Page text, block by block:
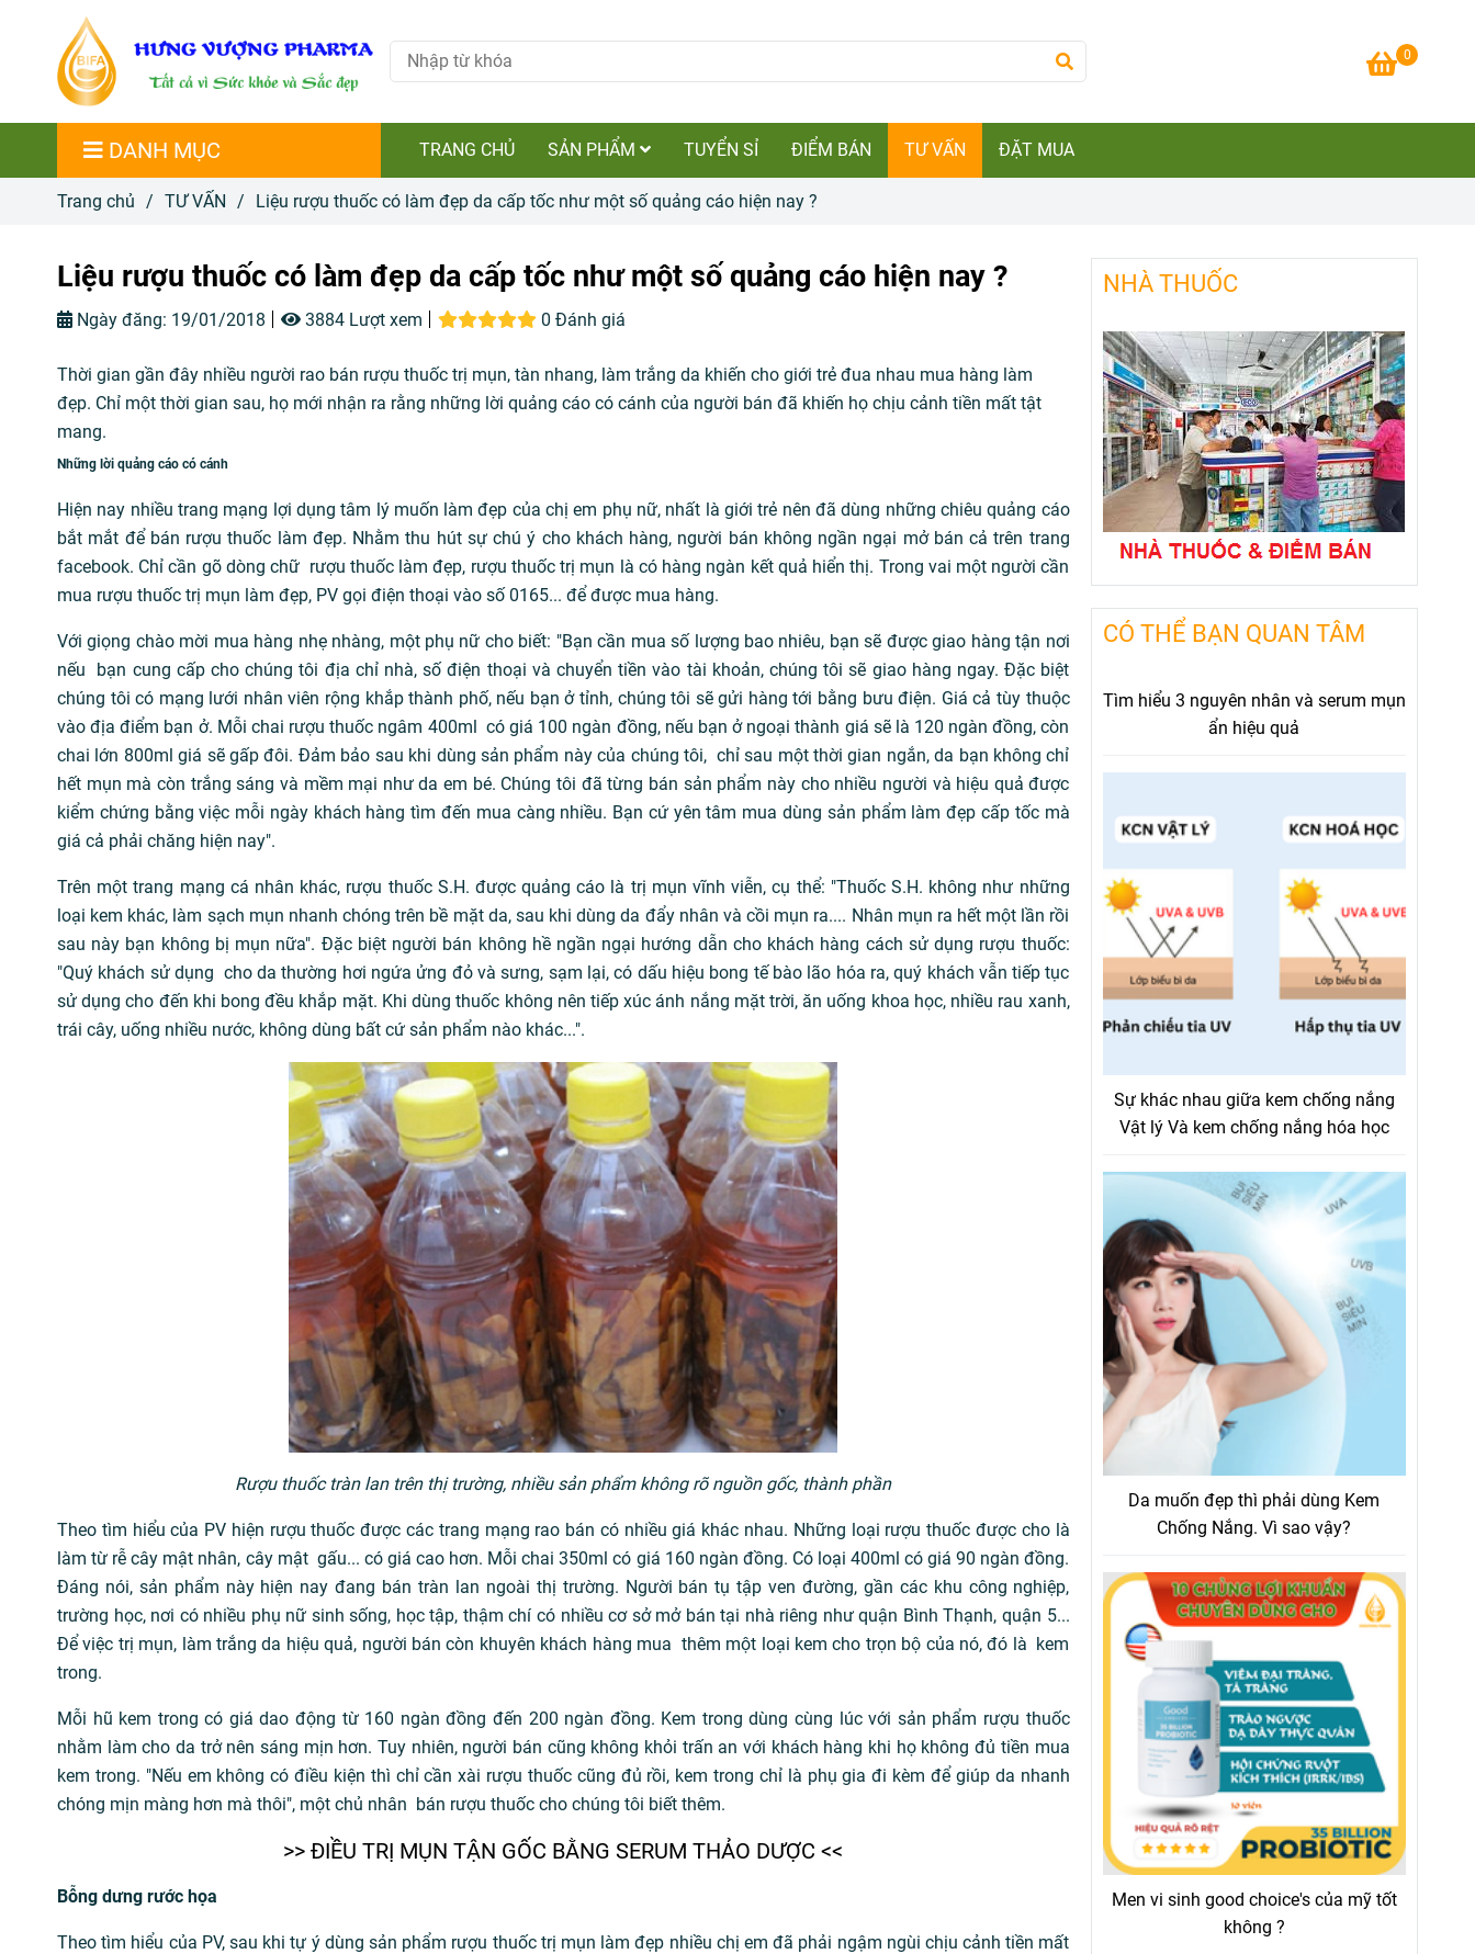
0
DANH MỤC TRANG CHỦ SẢN PHẨM TUYỂN SỈ ĐIỂM BÁN TƯ VẤN ĐẶT MUA
Trang chủ / TƯ VẤN / Liệu rượu thuốc có làm đẹp da cấp tốc như một số quảng cáo hiện nay ?
Liệu rượu thuốc có làm đẹp da cấp tốc như một số quảng cáo hiện nay ?
Ngày đăng: 19/01/2018 3884 Lượt xem 0 Đánh giá
Thời gian gần đây nhiều người rao bán rượu thuốc trị mụn, tàn nhang, làm trắng da khiến cho giới trẻ đua nhau mua hàng làm
đẹp. Chỉ một thời gian sau, họ mới nhận ra rằng những lời quảng cáo có cánh của người bán đã khiến họ chịu cảnh tiền mất tật
mang.
Những lời quảng cáo có cánh
Hiện nay nhiều trang mạng lợi dụng tâm lý muốn làm đẹp của chị em phụ nữ, nhất là giới trẻ nên đã dùng những chiêu quảng cáo
bắt mắt để bán rượu thuốc làm đẹp. Nhằm thu hút sự chú ý cho khách hàng, người bán không ngần ngại mở bán cả trên trang
facebook. Chỉ cần gõ dòng chữ rượu thuốc làm đẹp, rượu thuốc trị mụn là có hàng ngàn kết quả hiển thị. Trong vai một người cần
mua rượu thuốc trị mụn làm đẹp, PV gọi điện thoại vào số 0165... để được mua hàng.
Với giọng chào mời mua hàng nhẹ nhàng, một phụ nữ cho biết: "Bạn cần mua số lượng bao nhiêu, bạn sẽ được giao hàng tận nơi
nếu bạn cung cấp cho chúng tôi địa chỉ nhà, số điện thoại và chuyển tiền vào tài khoản, chúng tôi sẽ giao hàng ngay. Đặc biệt
chúng tôi có mạng lưới nhân viên rộng khắp thành phố, nếu bạn ở tỉnh, chúng tôi sẽ gửi hàng tới bằng bưu điện. Giá cả tùy thuộc
vào địa điểm bạn ở. Mỗi chai rượu thuốc ngâm 400ml có giá 100 ngàn đồng, nếu bạn ở ngoại thành giá sẽ là 120 ngàn đồng, còn
chai lớn 800ml giá sẽ gấp đôi. Đảm bảo sau khi dùng sản phẩm này của chúng tôi, chỉ sau một thời gian ngắn, da bạn không chỉ
hết mụn mà còn trắng sáng và mềm mại như da em bé. Chúng tôi đã từng bán sản phẩm này cho nhiều người và hiệu quả được
kiểm chứng bằng việc mỗi ngày khách hàng tìm đến mua càng nhiều. Bạn cứ yên tâm mua dùng sản phẩm làm đẹp cấp tốc mà
giá cả phải chăng hiện nay".
Trên một trang mạng cá nhân khác, rượu thuốc S.H. được quảng cáo là trị mụn vĩnh viễn, cụ thể: "Thuốc S.H. không như những
loại kem khác, làm sạch mụn nhanh chóng trên bề mặt da, sau khi dùng da đẩy nhân và cồi mụn ra.... Nhân mụn ra hết một lần rồi
sau này bạn không bị mụn nữa". Đặc biệt người bán không hề ngần ngại hướng dẫn cho khách hàng cách sử dụng rượu thuốc:
"Quý khách sử dụng cho da thường hơi ngứa ửng đỏ và sưng, sạm lại, có dấu hiệu bong tế bào lão hóa ra, quý khách vẫn tiếp tục
sử dụng cho đến khi bong đều khắp mặt. Khi dùng thuốc không nên tiếp xúc ánh nắng mặt trời, ăn uống khoa học, nhiều rau xanh,
trái cây, uống nhiều nước, không dùng bất cứ sản phẩm nào khác...".
Rượu thuốc tràn lan trên thị trường, nhiều sản phẩm không rõ nguồn gốc, thành phần
Theo tìm hiểu của PV hiện rượu thuốc được các trang mạng rao bán có nhiều giá khác nhau. Những loại rượu thuốc được cho là
làm từ rễ cây mật nhân, cây mật gấu... có giá cao hơn. Mỗi chai 350ml có giá 160 ngàn đồng. Có loại 400ml có giá 90 ngàn đồng.
Đáng nói, sản phẩm này hiện nay đang bán tràn lan ngoài thị trường. Người bán tụ tập ven đường, gần các khu công nghiệp,
trường học, nơi có nhiều phụ nữ sinh sống, học tập, thậm chí có nhiều cơ sở mở bán tại nhà riêng như quận Bình Thạnh, quận 5...
Để việc trị mụn, làm trắng da hiệu quả, người bán còn khuyên khách hàng mua thêm một loại kem cho trọn bộ của nó, đó là kem
trong.
Mỗi hũ kem trong có giá dao động từ 160 ngàn đồng đến 200 ngàn đồng. Kem trong dùng cùng lúc với sản phẩm rượu thuốc
nhằm làm cho da trở nên sáng mịn hơn. Tuy nhiên, người bán cũng không khỏi trấn an với khách hàng khi họ không đủ tiền mua
kem trong. "Nếu em không có điều kiện thì chỉ cần xài rượu thuốc cũng đủ rồi, kem trong chỉ là phụ gia đi kèm để giúp da nhanh
chóng mịn màng hơn mà thôi", một chủ nhân bán rượu thuốc cho chúng tôi biết thêm.
>> ĐIỀU TRỊ MỤN TẬN GỐC BẰNG SERUM THẢO DƯỢC <<
Bỗng dưng rước họa
Theo tìm hiểu của PV, sau khi tự ý dùng sản phẩm rượu thuốc trị mụn làm đẹp nhiều chị em đã phải ngậm ngùi chịu cảnh tiền mất
NHÀ THUỐC
CÓ THỂ BẠN QUAN TÂM
Tìm hiểu 3 nguyên nhân và serum mụn
ẩn hiệu quả
Sự khác nhau giữa kem chống nắng
Vật lý Và kem chống nắng hóa học
Da muốn đẹp thì phải dùng Kem
Chống Nắng. Vì sao vậy?
Men vi sinh good choice's của mỹ tốt
không ?